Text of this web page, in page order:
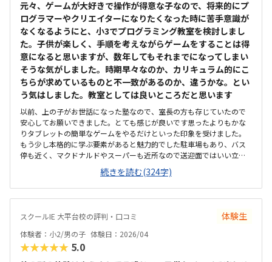
元々、ゲームが大好きで操作が得意な子なので、将来的にプ
ログラマーやクリエイターになりたくなった時に苦手意識が
なくなるようにと、小3でプログラミング教室を検討しまし
た。子供が楽しく、手順を考えながらゲームをすることは得
意になると思いますが、数年してもそれまでになってしまい
そうな気がしました。時期早々なのか、カリキュラム的にこ
ちらが求めているものと不一致があるのか、違うかな。とい
う気はしました。教室としては良いところだと思います
以前、上の子がお世話になった塾なので、室長の方も存じていたので
安心してお願いできました。とても感じが良いです思ったよりもかな
りタブレットの簡単なゲームをやるだけといった印象を受けました。
もう少し本格的に学ぶ要素があると魅力的でした駐車場もあり、バス
停も近く、マクドナルドやスーパーも近所なので送迎面ではいい立地
だと思います若干、狭さは感じますが、清潔感はあります。土禁なの
でとても綺麗です。タブレットではなくちゃんとしたパソコンがある
といいのになと思いますゲーム要素が強いカリキュラムにしては高額
に感じてしまいました。設備費や教材費のようなものを含めると結構
せん子供は楽しかったようです
続きを読む(324字)
スクールIE 大平台校の評判・口コミ 体験生
体験者：小2/男の子 体験日：2026/04
★★★★★ 5.0